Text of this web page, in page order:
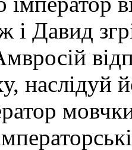
і Давид
наслідуй